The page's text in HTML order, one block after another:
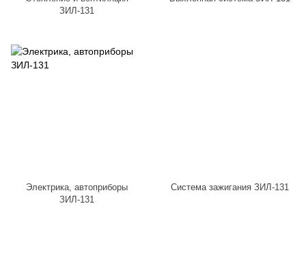
ЗИЛ-131
Электрика, автоприборы
ЗИЛ-131
Система зажигания ЗИЛ-131